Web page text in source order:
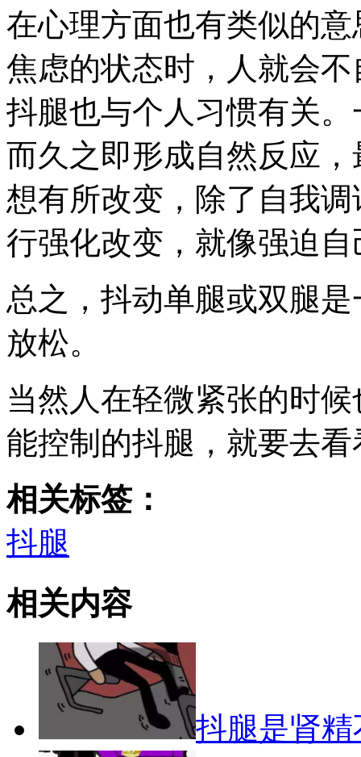
在心理方面也有类似的
焦虑的状态时，人就会
抖腿也与个人习惯有关
而久之即形成自然反应
想有所改变，除了自我
行强化改变，就像强迫
总之，抖动单腿或双腿
放松。
当然人在轻微紧张的时
能控制的抖腿，就要去
相关标签：
抖腿
相关内容
抖腿是肾